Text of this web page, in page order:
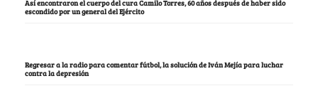
Así encontraron el cuerpo del cura Camilo Torres, 60 años después de haber sido
escondido por un general del Ejército
Regresar a la radio para comentar fútbol, la solución de Iván Mejía para luchar
contra la depresión